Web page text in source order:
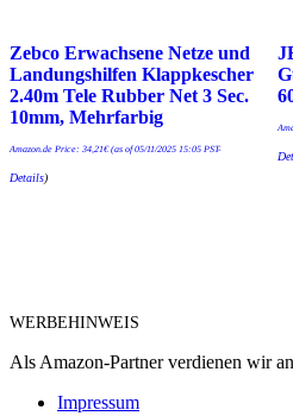
Zebco Erwachsene Netze und
Landungshilfen Klappkescher
2.40m Tele Rubber Net 3 Sec.
10mm, Mehrfarbig
Amazon.de Price: 34,21€(as of 05/11/2025 15:05 PST-
Details)
WERBEHINWEIS
Als Amazon-Partner verdienen wir
Impressum